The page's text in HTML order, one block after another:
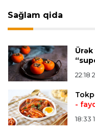
Sağlam qida
22:18
-
18:33